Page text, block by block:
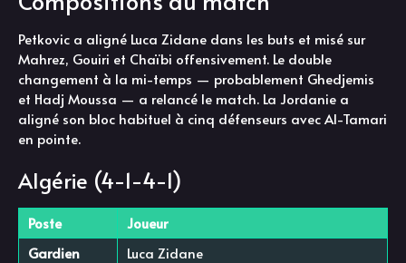
Petkovic a aligné Luca Zidane dans les buts et misé sur
Mahrez, Gouiri et Chaïbi offensivement. Le double
changement à la mi-temps — probablement Ghedjemis
et Hadj Moussa — a relancé le match. La Jordanie a
aligné son bloc habituel à cinq défenseurs avec Al-Tamari
en pointe.
Algérie (4-1-4-1)
Poste
Joueur
Gardien
Luca Zidane